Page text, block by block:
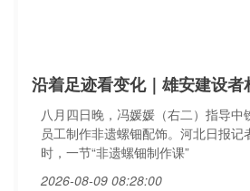
沿着足迹看变化｜雄安建设者
八月四日晚，冯媛媛（右二）指导中
员工制作非遗螺钿配饰。河北日报
时，一节“非遗螺钿制作课”
2026-08-09 08:28:00